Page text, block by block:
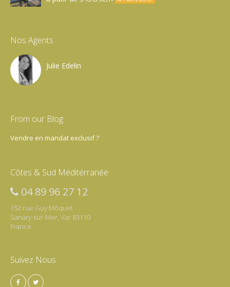
Nos Agents
Julie Edelin
From our Blog
Vendre en mandat exclusif ?
Côtes & Sud Méditérranée
04 89 96 27 12
152 rue Guy Môquet
Sanary-sur-Mer, Var 83110
France
Suivez Nous